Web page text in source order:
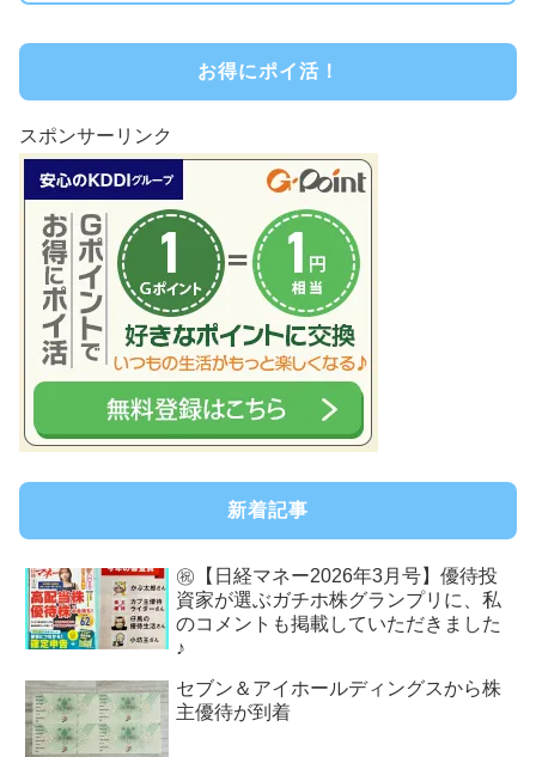
お得にポイ活！
スポンサーリンク
新着記事
㊗【日経マネー2026年3月号】優待投
資家が選ぶガチホ株グランプリに、私
のコメントも掲載していただきました
♪
セブン＆アイホールディングスから株
主優待が到着